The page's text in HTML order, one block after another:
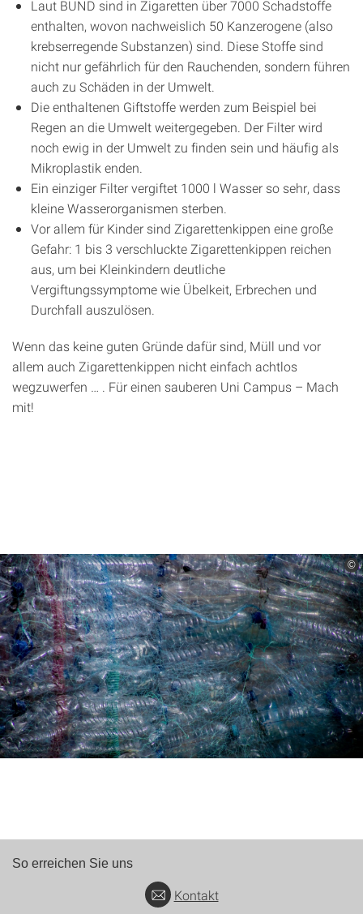
Laut BUND sind in Zigaretten über 7000 Schadstoffe
enthalten, wovon nachweislich 50 Kanzerogene (also
krebserregende Substanzen) sind. Diese Stoffe sind
nicht nur gefährlich für den Rauchenden, sondern führen
auch zu Schäden in der Umwelt.
Die enthaltenen Giftstoffe werden zum Beispiel bei
Regen an die Umwelt weitergegeben. Der Filter wird
noch ewig in der Umwelt zu finden sein und häufig als
Mikroplastik enden.
Ein einziger Filter vergiftet 1000 l Wasser so sehr, dass
kleine Wasserorganismen sterben.
Vor allem für Kinder sind Zigarettenkippen eine große
Gefahr: 1 bis 3 verschluckte Zigarettenkippen reichen
aus, um bei Kleinkindern deutliche
Vergiftungssymptome wie Übelkeit, Erbrechen und
Durchfall auszulösen.
Wenn das keine guten Gründe dafür sind, Müll und vor
allem auch Zigarettenkippen nicht einfach achtlos
wegzuwerfen … . Für einen sauberen Uni Campus – Mach
mit!
©
So erreichen Sie uns
Kontakt